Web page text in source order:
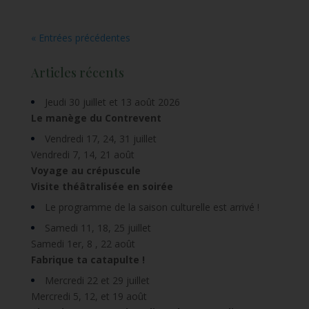
« Entrées précédentes
Articles récents
Jeudi 30 juillet et 13 août 2026
Le manège du Contrevent
Vendredi 17, 24, 31 juillet
Vendredi 7, 14, 21 août
Voyage au crépuscule
Visite théâtralisée en soirée
Le programme de la saison culturelle est arrivé !
Samedi 11, 18, 25 juillet
Samedi 1er, 8 , 22 août
Fabrique ta catapulte !
Mercredi 22 et 29 juillet
Mercredi 5, 12, et 19 août